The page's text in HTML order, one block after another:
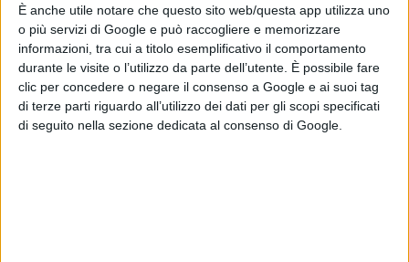
È anche utile notare che questo sito web/questa app utilizza uno
o più servizi di Google e può raccogliere e memorizzare
informazioni, tra cui a titolo esemplificativo il comportamento
durante le visite o l’utilizzo da parte dell’utente. È possibile fare
clic per concedere o negare il consenso a Google e ai suoi tag
di terze parti riguardo all’utilizzo dei dati per gli scopi specificati
di seguito nella sezione dedicata al consenso di Google.
A questo punto il Taloro arretra il raggio di azione anche
perché il Lanusei si riversa in attacco.
Al 60’ gli ogliastrini riaprono la gara sfruttando al
meglio un calcio di rigore, trasformato da Placentino.